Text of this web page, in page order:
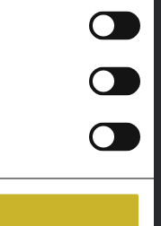
II.
Buda
legtöbb orvosi